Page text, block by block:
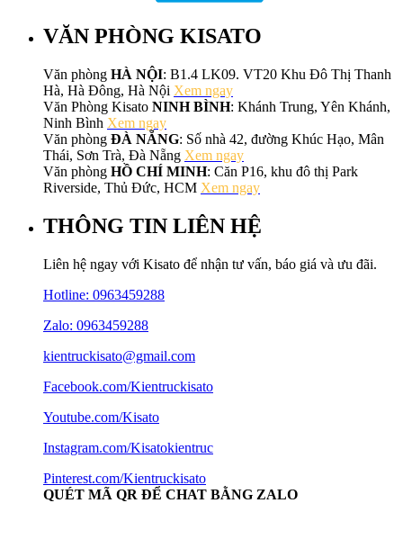
VĂN PHÒNG KISATO
Văn phòng HÀ NỘI: B1.4 LK09. VT20 Khu Đô Thị Thanh
Hà, Hà Đông, Hà Nội Xem ngay
Văn Phòng Kisato NINH BÌNH: Khánh Trung, Yên Khánh,
Ninh Bình Xem ngay
Văn phòng ĐÀ NẴNG: Số nhà 42, đường Khúc Hạo, Mân
Thái, Sơn Trà, Đà Nẵng Xem ngay
Văn phòng HỒ CHÍ MINH: Căn P16, khu đô thị Park
Riverside, Thủ Đức, HCM Xem ngay
THÔNG TIN LIÊN HỆ
Liên hệ ngay với Kisato để nhận tư vấn, báo giá và ưu đãi.
Hotline: 0963459288
Zalo: 0963459288
kientruckisato@gmail.com
Facebook.com/Kientruckisato
Youtube.com/Kisato
Instagram.com/Kisatokientruc
Pinterest.com/Kientruckisato
QUÉT MÃ QR ĐỂ CHAT BẰNG ZALO